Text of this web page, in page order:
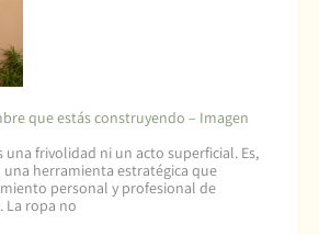
que estás construyendo – Imagen
una frivolidad ni un acto superficial. Es,
herramienta estratégica que
personal y profesional de
La ropa no